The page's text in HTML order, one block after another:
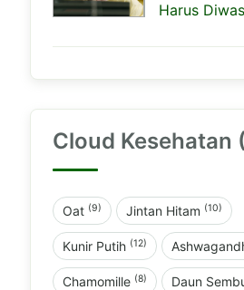
Harus
Cloud Kesehatan
Oat (9) Jintan Hitam (10)
Kunir Putih (12)
Chamomille (8) Daun